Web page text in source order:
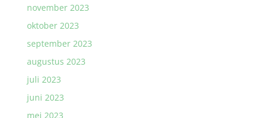
november 2023
oktober 2023
september 2023
augustus 2023
juli 2023
juni 2023
mei 2023